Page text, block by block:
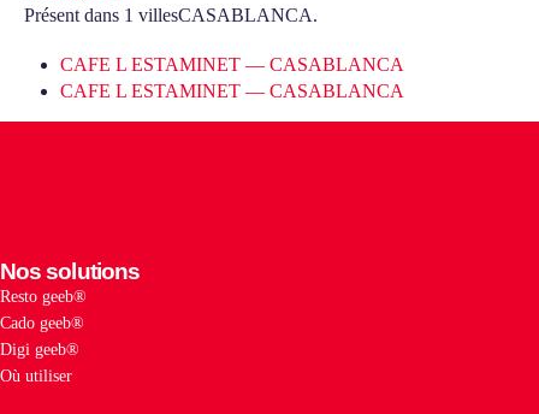
Présent dans 1 villesCASABLANCA.
CAFE L ESTAMINET — CASABLANCA
CAFE L ESTAMINET — CASABLANCA
Nos solutions
Resto geeb®
Cado geeb®
Digi geeb®
Où utiliser